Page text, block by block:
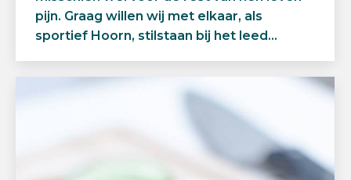
pijn. Graag willen wij met elkaar, als
sportief Hoorn, stilstaan bij het leed…